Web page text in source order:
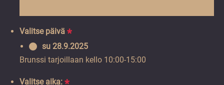
Valitse päivä *
su 28.9.2025
Brunssi tarjoillaan kello 10:00-15:00
Valitse aika: